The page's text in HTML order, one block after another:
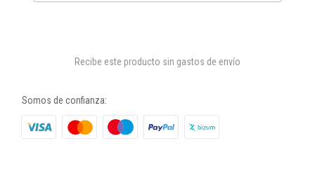
Recibe este producto sin gastos de envío
Somos de confianza: